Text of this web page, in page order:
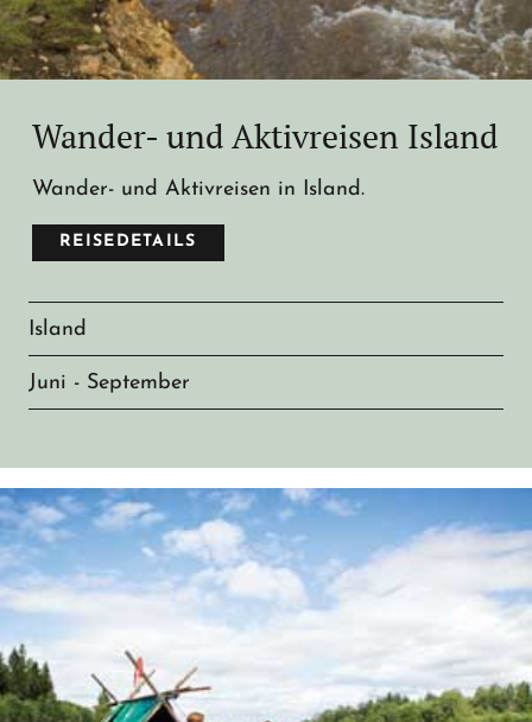
Wander- und Aktivreisen Island
Wander- und Aktivreisen in Island.
REISEDETAILS
Island
Juni - September